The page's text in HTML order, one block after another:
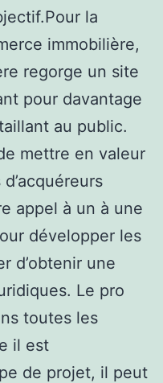
la
immobilière,
regorge un site
pour davantage
au public.
mettre en valeur
appel à un à une
développer les
d’obtenir une
Le pro
toutes les
il est
de projet, il peut